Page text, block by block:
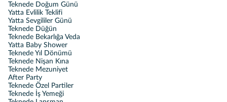
Teknede Doğum Günü
Yatta Evlilik Teklifi
Yatta Sevgililer Günü
Teknede Düğün
Teknede Bekarlığa Veda
Yatta Baby Shower
Teknede Yıl Dönümü
Teknede Nişan Kına
Teknede Mezuniyet
After Party
Teknede Özel Partiler
Teknede İş Yemeği